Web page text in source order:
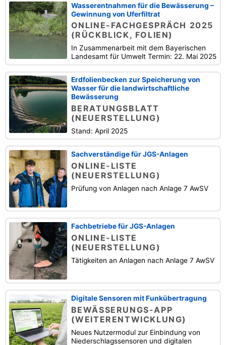
Wasserentnahmen für die Bewässerung –
Gewinnung von Uferfiltrat
ONLINE-FACHGESPRÄCH 2025
(RÜCKBLICK, FOLIEN)
In Zusammenarbeit mit dem Bayerischen
Landesamt für Umwelt Termin: 22. Mai 2025
Erdfolienbecken zur Speicherung von
Wasser für die landwirtschaftliche
Bewässerung
BERATUNGSBLATT
(NEUERSTELLUNG)
Stand: April 2025
Sachverständige für JGS-Anlagen
ONLINE-LISTE
(NEUERSTELLUNG)
Prüfung von Anlagen nach Anlage 7 AwSV
Fachbetriebe für JGS-Anlagen
ONLINE-LISTE
(NEUERSTELLUNG)
Tätigkeiten an Anlagen nach Anlage 7 AwSV
Digitale Sensoren mit Funkübertragung
BEWÄSSERUNGS-APP
(WEITERENTWICKLUNG)
Neues Nutzermodul zur Einbindung von
Niederschlagssensoren und digitalen